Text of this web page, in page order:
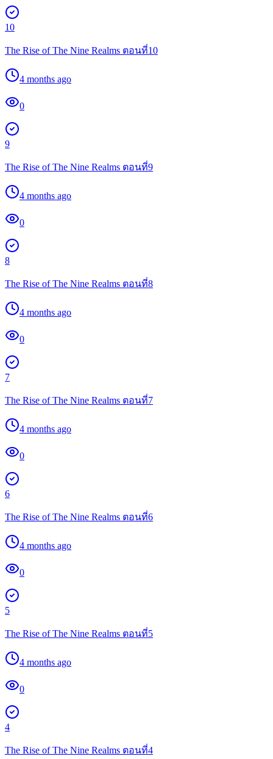
10
The Rise of The Nine Realms ตอนที่10
4 months ago
0
9
The Rise of The Nine Realms ตอนที่9
4 months ago
0
8
The Rise of The Nine Realms ตอนที่8
4 months ago
0
7
The Rise of The Nine Realms ตอนที่7
4 months ago
0
6
The Rise of The Nine Realms ตอนที่6
4 months ago
0
5
The Rise of The Nine Realms ตอนที่5
4 months ago
0
4
The Rise of The Nine Realms ตอนที่4